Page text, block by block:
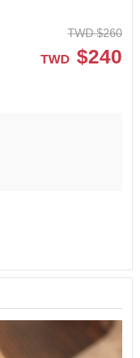
TWD $260
TWD $240